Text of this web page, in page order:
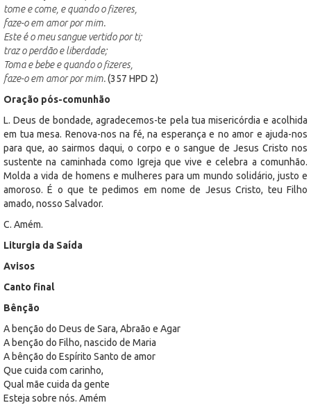
tome e come, e quando o fizeres,
faze-o em amor por mim.
Este é o meu sangue vertido por ti;
traz o perdão e liberdade;
Toma e bebe e quando o fizeres,
faze-o em amor por mim.(357 HPD 2)
Oração pós-comunhão
L. Deus de bondade, agradecemos-te pela tua misericórdia e acolhida
em tua mesa. Renova-nos na fé, na esperança e no amor e ajuda-nos
para que, ao sairmos daqui, o corpo e o sangue de Jesus Cristo nos
sustente na caminhada como Igreja que vive e celebra a comunhão.
Molda a vida de homens e mulheres para um mundo solidário, justo e
amoroso. É o que te pedimos em nome de Jesus Cristo, teu Filho
amado, nosso Salvador.
C. Amém.
Liturgia da Saída
Avisos
Canto final
Bênção
A benção do Deus de Sara, Abraão e Agar
A benção do Filho, nascido de Maria
A bênção do Espírito Santo de amor
Que cuida com carinho,
Qual mãe cuida da gente
Esteja sobre nós. Amém